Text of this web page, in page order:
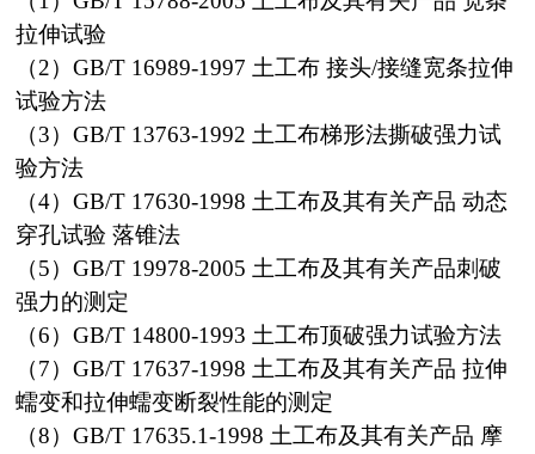
拉伸试验
（2）GB/T 16989-1997 土工布 接头/接缝宽条拉伸
试验方法
（3）GB/T 13763-1992 土工布梯形法撕破强力试
验方法
（4）GB/T 17630-1998 土工布及其有关产品 动态
穿孔试验 落锥法
（5）GB/T 19978-2005 土工布及其有关产品刺破
强力的测定
（6）GB/T 14800-1993 土工布顶破强力试验方法
（7）GB/T 17637-1998 土工布及其有关产品 拉伸
蠕变和拉伸蠕变断裂性能的测定
（8）GB/T 17635.1-1998 土工布及其有关产品 摩